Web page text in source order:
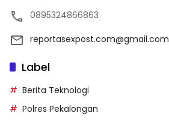
0895324866863
reportasexpost.com@gmail.com
Label
Berita Teknologi
Polres Pekalongan